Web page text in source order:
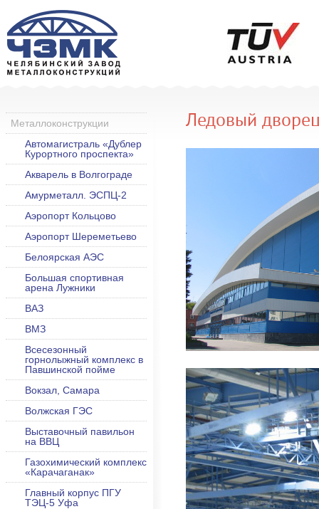
Металлоконструкции
Автомагистраль «Дублер
Курортного проспекта»
Акварель в Волгограде
Амурметалл. ЭСПЦ-2
Аэропорт Кольцово
Аэропорт Шереметьево
Белоярская АЭС
Большая спортивная
арена Лужники
ВАЗ
ВМЗ
Всесезонный
горнолыжный комплекс в
Павшинской пойме
Вокзал, Самара
Волжская ГЭС
Выставочный павильон
на ВВЦ
Газохимический комплекс
«Карачаганак»
Главный корпус ПГУ
ТЭЦ-5 Уфа
Ледовый